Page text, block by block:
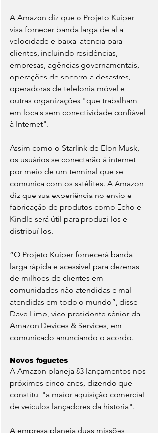
A Amazon diz que o Projeto Kuiper
visa fornecer banda larga de alta
velocidade e baixa latência para
clientes, incluindo residências,
empresas, agências governamentais,
operações de socorro a desastres,
operadoras de telefonia móvel e
outras organizações "que trabalham
em locais sem conectividade confiável
à Internet".
Assim como o Starlink de Elon Musk,
os usuários se conectarão à internet
por meio de um terminal que se
comunica com os satélites. A Amazon
diz que sua experiência no envio e
fabricação de produtos como Echo e
Kindle será útil para produzi-los e
distribuí-los.
“O Projeto Kuiper fornecerá banda
larga rápida e acessível para dezenas
de milhões de clientes em
comunidades não atendidas e mal
atendidas em todo o mundo”, disse
Dave Limp, vice-presidente sênior da
Amazon Devices & Services, em
comunicado anunciando o acordo.
Novos foguetes
A Amazon planeja 83 lançamentos nos
próximos cinco anos, dizendo que
constitui "a maior aquisição comercial
de veículos lançadores da história".
A empresa planeja duas missões